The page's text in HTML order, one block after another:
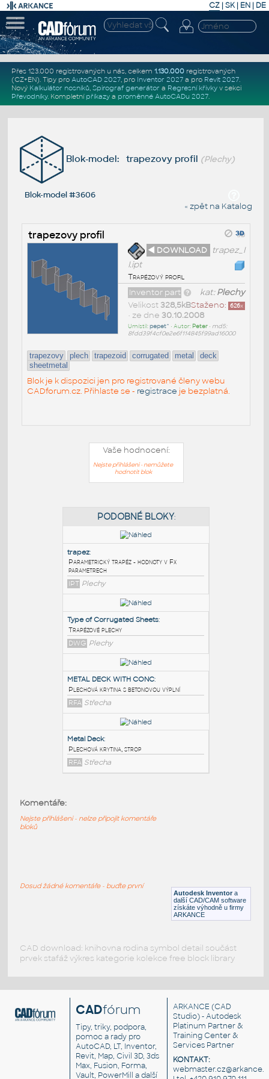
CZ | SK| EN | DE
Přes 123.000 registrovaných u nás, celkem 1.130.000registrovaných
(CZ+EN). Tipy pro AutoCAD 2027, pro Inventor 2027a pro Revit 2027.
Nový Kalkulátor nosníků, Spirograf generátor a Regresní křivkyv sekci
Převodníky. Kompletní příkazya proměnné AutoCADu 2027.
Blok-model: trapezovy profil (Plechy)
Blok-model #3606
« zpět na Katalog
trapezovy profil
◄ DOWNLOAD trapez_I
I.ipt
Trapézový profil
kat:Plechy
Inventor part
Staženo: 626x
Velikost328,5kB
• ze dne 30.10.2008
Umístil:pepet^ • Autor: Peter• md5:
8fdd39f4cf0e2e6f114845f99ad16000
trapezovy plech trapezoid corrugated metal
deck
sheetmetal
Blok je k dispozici jen pro registrované členy webu
CADforum.cz. Přihlaste se - registrace je bezplatná.
Vaše hodnocení:
Nejste přihlášeni - nemůžete
hodnotit blok
PODOBNÉ BLOKY
trapez
Parametrický trapéz - hodnoty v Fx
parametrech
IPT Plechy
Type of Corrugated Sheets:
Trapézové plechy
DWG Plechy
Plechová krytina, strop
Autodesk Inventor a
další CAD/CAM software
získáte výhodně u firmy
ARKANCE
Komentáře:
Nejste přihlášeni - nelze připojit komentáře
bloků
Dosud žádné komentáře - buďte první
CAD download: knihovna rodina symbol detail součást
prvek stafáž výkres kategorie kolekce free block library
CADfórum
Tipy, triky, podpora,
pomoc a rady pro
AutoCAD, LT, Inventor,
Revit, Map, Civil 3D, 3ds
Max, Fusion, Forma,
Vault, PowerMill a další
ARKANCE (CAD
Studio) - Autodesk
Platinum Partner &
Training Center &
Services Partner
KONTAKT: